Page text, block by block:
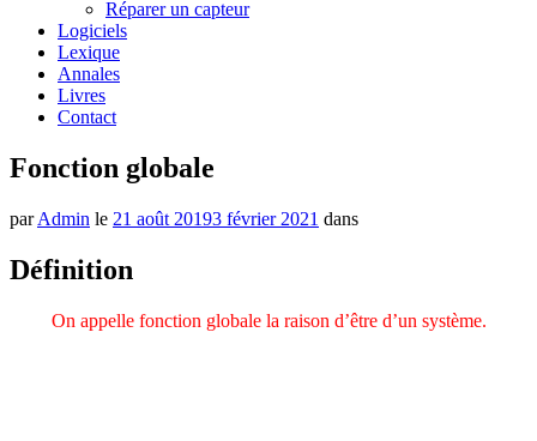
Réparer un capteur
Logiciels
Lexique
Annales
Livres
Contact
Fonction globale
parAdmin le 21 août 20193 février 2021 dans
Définition
On appelle fonction globale la raison d’être d’un système.